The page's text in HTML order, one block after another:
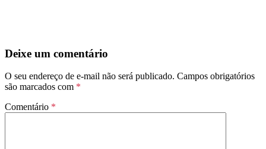
Deixe um comentário
O seu endereço de e-mail não será publicado. Campos obrigatórios
são marcados com *
Comentário *